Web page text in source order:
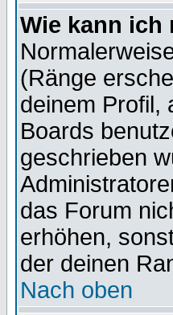
Wie kann ich
(Ränge
deinem Profil,
Boards
geschrieben
das Forum
erhöhen,
der deinen
Nach oben